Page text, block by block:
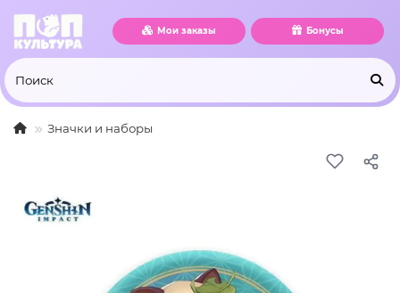
Мои заказы Бонусы
Значки и наборы